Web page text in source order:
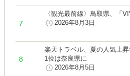
〈観光最前線〉鳥取県、「
2026年8月3日
楽天トラベル、夏の人気上
1位は奈良県に
2026年8月5日